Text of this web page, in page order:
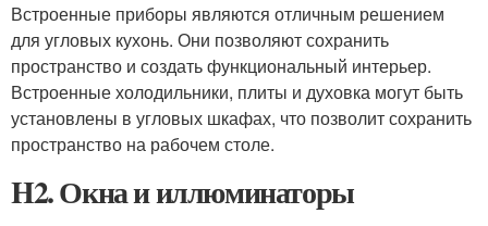
Встроенные приборы являются отличным решением
для угловых кухонь. Они позволяют сохранить
пространство и создать функциональный интерьер.
Встроенные холодильники, плиты и духовка могут быть
установлены в угловых шкафах, что позволит сохранить
пространство на рабочем столе.
H2. Окна и иллюминаторы